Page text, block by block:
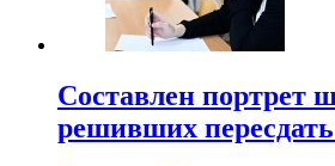
Составлен портрет
решивших